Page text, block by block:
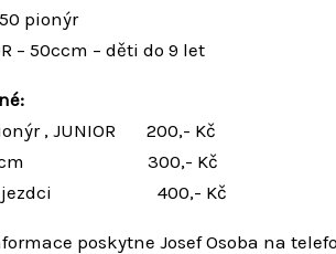
50 pionýr
– 50ccm – děti do 9 let
, JUNIOR 200,- Kč
ccm 300,- Kč
jezdci 400,- Kč
poskytne Josef Osoba na